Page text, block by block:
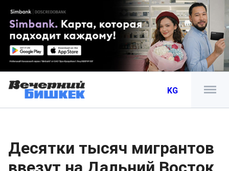
KG
Десятки тысяч мигрантов